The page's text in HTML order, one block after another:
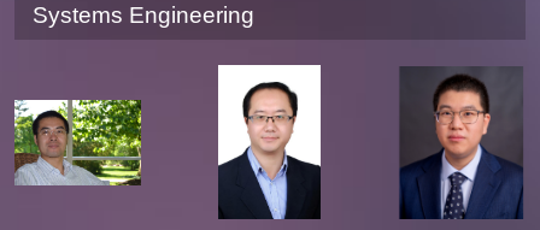
Systems Engineering